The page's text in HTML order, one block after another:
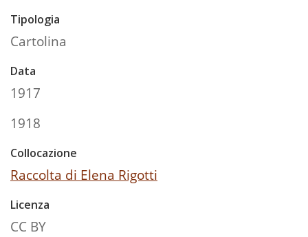
Tipologia
Cartolina
Data
1917
1918
Collocazione
Raccolta di Elena Rigotti
Licenza
CC BY